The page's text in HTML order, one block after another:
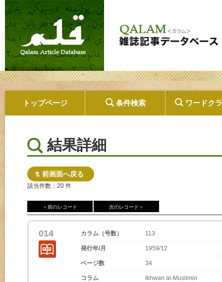
トップページ 条件検索 ワードク
結果詳細
前画面へ戻る
該当件数：20 件
＜前のレコード 次のレコード＞
014 カラム（号数） 113
発行年/月 1959/12
ページ数 34
コラム Ikhwan al-Muslimin